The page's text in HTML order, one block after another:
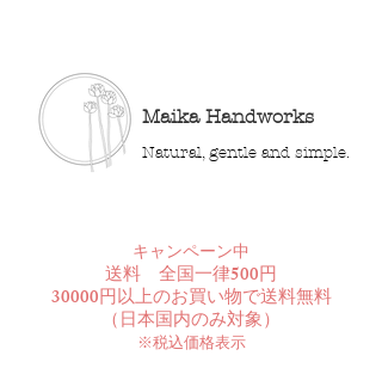
Maika Handworks
Natural, gentle and simple.
​キャンペーン中
送料 全国一律500円
30000円以上のお買い物で送料無料
​（日本国内のみ対象）
※税込価格表示